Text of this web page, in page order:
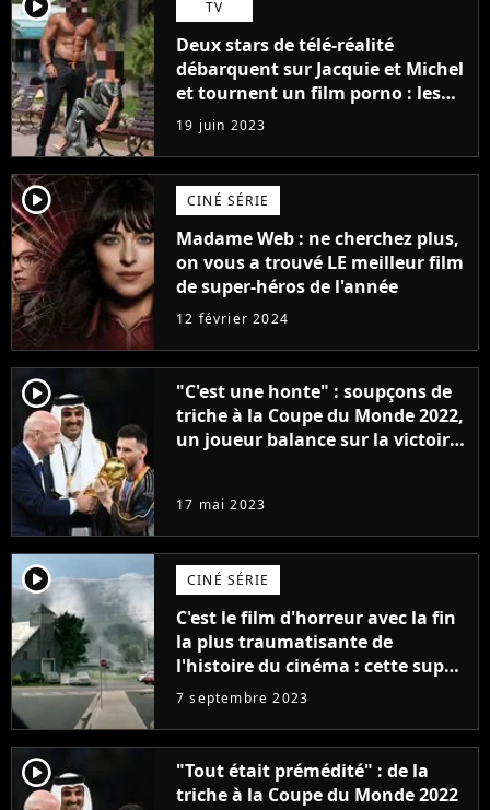
TV
Deux stars de télé-réalité
débarquent sur Jacquie et Michel
et tournent un film porno : les
premières images du tournage
(exclu)
19 juin 2023
player2 CINÉ SÉRIE
Madame Web : ne cherchez plus,
on vous a trouvé LE meilleur film
de super-héros de l'année
12 février 2024
player2
"C'est une honte" : soupçons de
triche à la Coupe du Monde 2022,
un joueur balance sur la victoire
17 mai 2023
player2 CINÉ SÉRIE
C'est le film d'horreur avec la fin
la plus traumatisante de
l'histoire du cinéma : cette super
adaptation de Stephen King est
dispo en streaming
7 septembre 2023
player2
"Tout était prémédité" : de la
triche à la Coupe du Monde 2022